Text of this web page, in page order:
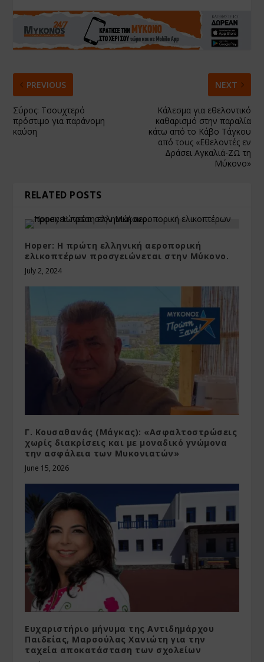
PREVIOUS
Σύρος: Τσουχτερό
πρόστιμο για παράνομη
καύση
NEXT
Κάλεσμα για εθελοντικό
καθαρισμό στην παραλία
κάτω από το Κάβο Τάγκου
από τους «Εθελοντές εν
Δράσει Αγκαλιά-ΖΩ τη
Μύκονο»
RELATED POSTS
Hoper: Η πρώτη ελληνική αεροπορική
ελικοπτέρων προσγειώνεται στην Μύκονο.
July 2, 2024
Γ. Κουσαθανάς (Μάγκας): «Ασφαλτοστρώσεις
χωρίς διακρίσεις και με μοναδικό γνώμονα
την ασφάλεια των Μυκονιατών»
June 15, 2026
Ευχαριστήριο μήνυμα της Αντιδημάρχου
Παιδείας, Μαρσούλας Χανιώτη για την
ταχεία αποκατάσταση των σχολείων